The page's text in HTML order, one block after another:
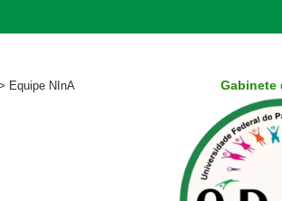
Equipe NInA Gabinete